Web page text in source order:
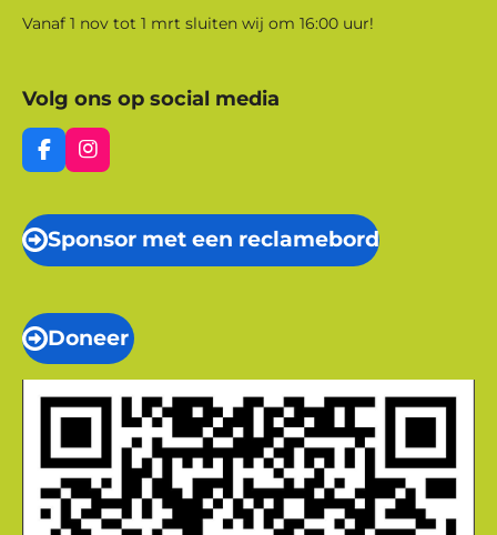
Vanaf 1 nov tot 1 mrt sluiten wij om 16:00 uur!
Volg ons op social media
F
a
e
b
I
n
t
a
m
Sponsor met een reclamebord
Doneer